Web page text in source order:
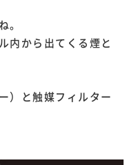
。
内から出てくる煙と
）と触媒フィルター